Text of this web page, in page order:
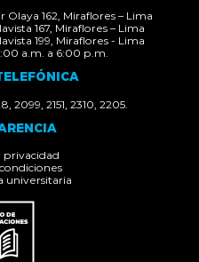
Olaya 162, Miraflores – Lima
167, Miraflores – Lima
199, Miraflores - Lima
a.m. a 6:00 p.m.
2099, 2151, 2310, 2205.
privacidad
universitaria